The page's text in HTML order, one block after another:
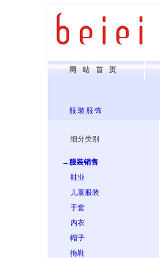
网站首页
服装服饰
细分类别
→服装销售
鞋业
儿童服装
手套
内衣
帽子
拖鞋